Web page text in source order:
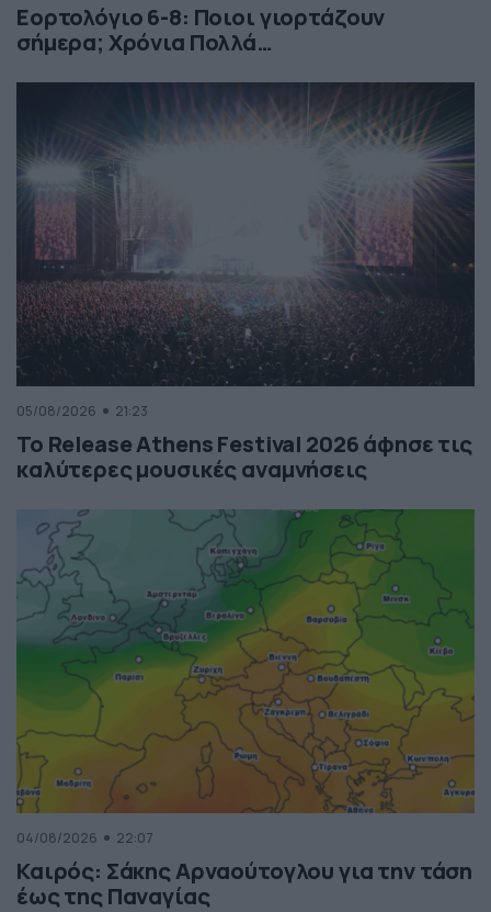
Εορτολόγιο 6-8: Ποιοι γιορτάζουν
σήμερα; Χρόνια Πολλά…
05/08/2026 21:23
Το Release Athens Festival 2026 άφησε τις
καλύτερες μουσικές αναμνήσεις
04/08/2026 22:07
Καιρός: Σάκης Αρναούτογλου για την τάση
έως της Παναγίας